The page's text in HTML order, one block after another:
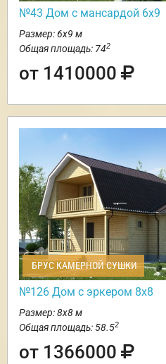
№43 Дом с мансардой 6х9
Размер: 6х9 м
Общая площадь: 742
от 1410000
БРУС КАМЕРНОЙ СУШКИ
№126 Дом с эркером 8х8
Размер: 8х8 м
Общая площадь: 58.52
от 1366000